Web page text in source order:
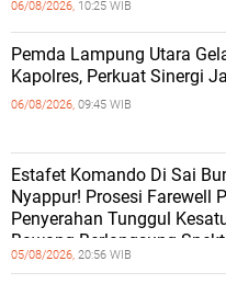
06/08/2026, 10:25 WIB
Pemda Lampung Utara
Kapolres, Perkuat Sinergi
06/08/2026, 09:45 WIB
Estafet Komando Di Sai
Nyappur! Prosesi Farewell
Penyerahan Tunggul
Bawang Berlangsung
05/08/2026, 20:56 WIB